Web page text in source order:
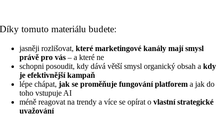
Díky tomuto materiálu budete:
jasněji rozlišovat,které marketingové kanály mají smysl
právě pro vás – a které ne
schopni posoudit, kdy dává větší smysl organický obsah akdy
je efektivnější kampaň
lépe chápat,jak se proměňuje fungování platforem a jak do
toho vstupuje AI
méně reagovat na trendy a více se opírat ovlastní strategické
uvažování